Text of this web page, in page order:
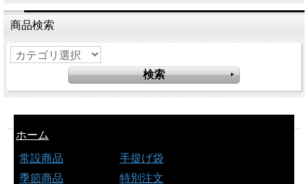
商品検索
ホーム
常設商品
季節商品
手提げ袋
特別注文